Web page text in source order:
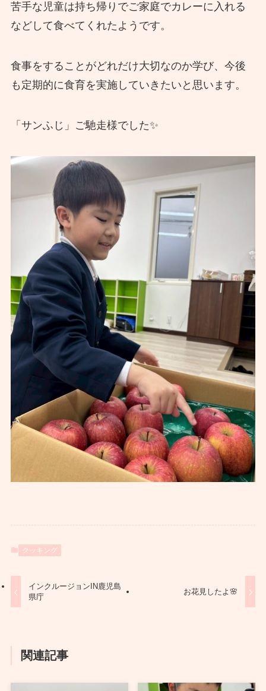
苦手な児童は持ち帰りでご家庭でカレーに入れる
などして食べてくれたようです。
食事をすることがどれだけ大切なのか学び、今後
も定期的に食育を実施していきたいと思います。
「サンふじ」ご馳走様でした✨
クッキング
インクルージョンIN鹿児島
県庁
お花見したよ🌸
関連記事